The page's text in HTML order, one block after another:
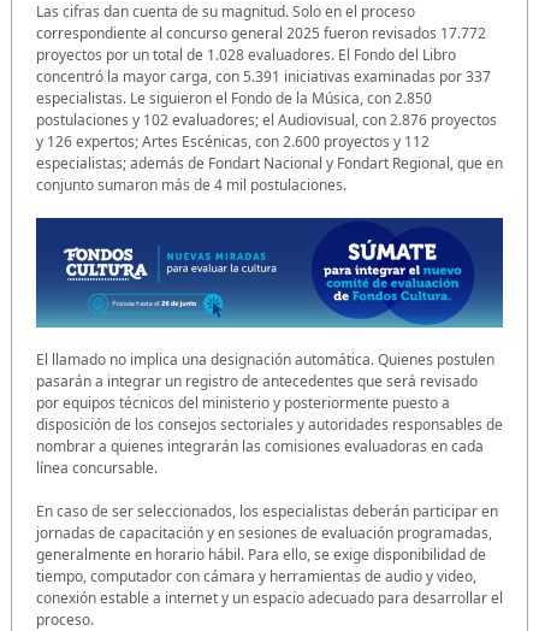
Las cifras dan cuenta de su magnitud. Solo en el proceso
correspondiente al concurso general 2025 fueron revisados 17.772
proyectos por un total de 1.028 evaluadores. El Fondo del Libro
concentró la mayor carga, con 5.391 iniciativas examinadas por 337
especialistas. Le siguieron el Fondo de la Música, con 2.850
postulaciones y 102 evaluadores; el Audiovisual, con 2.876 proyectos
y 126 expertos; Artes Escénicas, con 2.600 proyectos y 112
especialistas; además de Fondart Nacional y Fondart Regional, que en
conjunto sumaron más de 4 mil postulaciones.
El llamado no implica una designación automática. Quienes postulen
pasarán a integrar un registro de antecedentes que será revisado
por equipos técnicos del ministerio y posteriormente puesto a
disposición de los consejos sectoriales y autoridades responsables de
nombrar a quienes integrarán las comisiones evaluadoras en cada
línea concursable.
En caso de ser seleccionados, los especialistas deberán participar en
jornadas de capacitación y en sesiones de evaluación programadas,
generalmente en horario hábil. Para ello, se exige disponibilidad de
tiempo, computador con cámara y herramientas de audio y video,
conexión estable a internet y un espacio adecuado para desarrollar el
proceso.